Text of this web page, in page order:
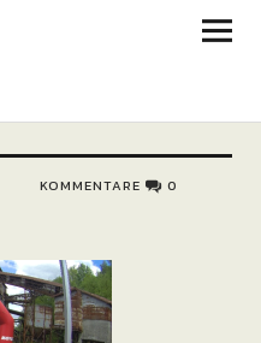
KOMMENTARE 0